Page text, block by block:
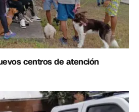
centros de atención